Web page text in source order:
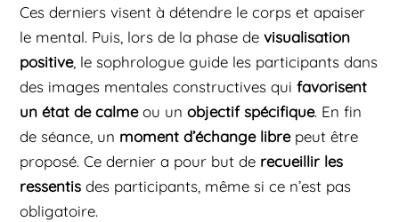
Ces derniers visent à détendre le corps et apaiser
le mental. Puis, lors de la phase devisualisation
positive, le sophrologue guide les participants dans
des images mentales constructives quifavorisent
un état de calmeou unobjectif spécifique. En fin
de séance, un moment d’échange librepeut être
proposé. Ce dernier a pour but de recueillir les
ressentis des participants, même si ce n’est pas
obligatoire.